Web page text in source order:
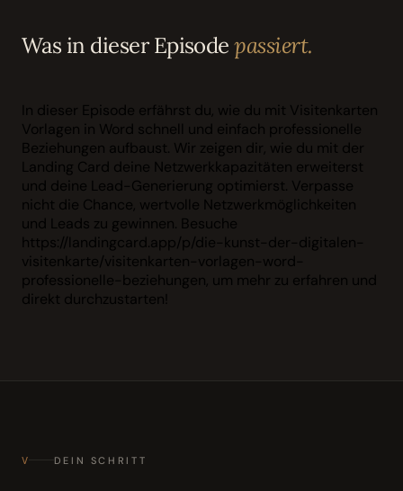
Was in dieser Episodepassiert.
In dieser Episode erfährst du, wie du mit Visitenkarten
Vorlagen in Word schnell und einfach professionelle
Beziehungen aufbaust. Wir zeigen dir, wie du mit der
Landing Card deine Netzwerkkapazitäten erweiterst
und deine Lead-Generierung optimierst. Verpasse
nicht die Chance, wertvolle Netzwerkmöglichkeiten
und Leads zu gewinnen. Besuche
https://landingcard.app/p/die-kunst-der-digitalen-
visitenkarte/visitenkarten-vorlagen-word-
professionelle-beziehungen, um mehr zu erfahren und
direkt durchzustarten!
V DEIN SCHRITT